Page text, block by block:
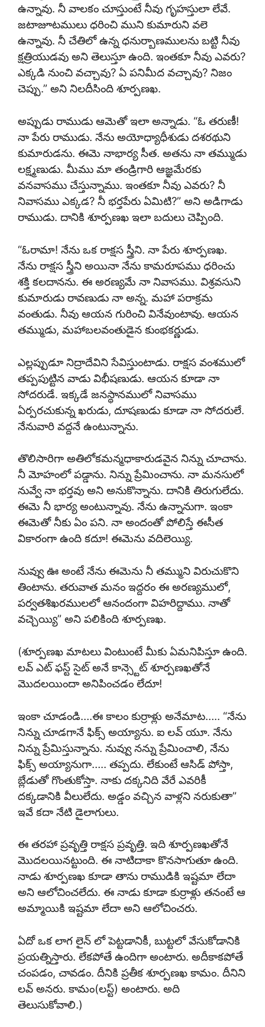
ఉన్నావు. నీ వాలకం చూస్తుంటే నీవు గృహస్తులా లేవే.
జటాజూటములు ధరించి ముని కుమారుని వలె
ఉన్నావు. నీ చేతిలో ఉన్న ధనుర్బాణములను బట్టి నీవు
క్షత్రియుడవు అని తెలుస్తూ ఉంది. ఇంతకూ నీవు ఎవరు?
ఎక్కడి నుంచి వచ్చావు? ఏ పనిమీద వచ్చావు? నిజం
చెప్పు.” అని నిలదీసింది శూర్పణఖ.
అప్పుడు రాముడు ఆమెతో ఇలా అన్నాడు. “ఓ తరుణీ!
నా పేరు రాముడు. నేను అయోధ్యాధీశుడు దశరథుని
కుమారుడను. ఈమె నాభార్య సీత. అతను నా తమ్ముడు
లక్ష్మణుడు. మీము మా తండ్రిగారి ఆజ్ఞమేరకు
వనవాసము చేస్తున్నాము. ఇంతకూ నీవు ఎవరు? నీ
నివాసము ఎక్కడ? నీ భర్తపేరు ఏమిటి?” అని అడిగాడు
రాముడు. దానికి శూర్పణఖ ఇలా బదులు చెప్పింది.
“ఓరామా! నేను ఒక రాక్షస స్త్రీని. నా పేరు శూర్పణఖ.
నేను రాక్షస స్త్రీని అయినా నేను కామరూపము ధరించు
శక్తి కలదానను. ఈ అరణ్యమే నా నివాసము. విశ్రవసుని
కుమారుడు రావణుడు నా అన్న. మహా పరాక్రమ
వంతుడు. నీవు ఆయన గురించి వినేవుంటావు. ఆయన
తమ్ముడు, మహాబలవంతుడైన కుంభకర్ణుడు.
ఎల్లప్పుడూ నిద్రాదేవిని సేవిస్తుంటాడు. రాక్షస వంశములో
తప్పపుట్టిన వాడు విభీషణుడు. ఆయన కూడా నా
సోదరుడే. ఇక్కడే జనస్థానములో నివాసము
ఏర్పరచుకున్న ఖరుడు, దూషణుడు కూడా నా సోదరులే.
నేనువారి వద్దనే ఉంటున్నాను.
తొలిసారిగా అతిలోకమన్మధాకారుడవైన నిన్ను చూచాను.
నీ మోహంలో పడ్డాను. నిన్ను ప్రేమించాను. నా మనసులో
నువ్వే నా భర్తవు అని అనుకొన్నాను. దానికి తిరుగులేదు.
ఈమె నీ భార్య అంటున్నావు. నేను ఉన్నానుగా. ఇంకా
ఈమెతో నీకు ఏం పని. నా అందంతో పోలిస్తే ఈసీత
వికారంగా ఉంది కదూ! ఈమెను వదిలెయ్యి.
నువ్వు ఊ అంటే నేను ఈమెను నీ తమ్ముని విరుచుకొని
తింటాను. తరువాత మనం ఇద్దరం ఈ అరణ్యములో,
పర్వతశిఖరములలో ఆనందంగా విహరిద్దాము. నాతో
వచ్చెయ్యి” అని పలికింది శూర్పణఖ.
(శూర్పణఖ మాటలు వింటుంటే మీకు ఏమనిపిస్తూ ఉంది.
లవ్ ఎట్ ఫస్ట్ సైట్ అనే కాన్స్టెట్ శూర్పణఖతోనే
మొదలయిందా అనిపించడం లేదూ!
ఇంకా చూడండి….ఈ కాలం కుర్రాళ్లు అనేమాట….. “నేను
నిన్ను చూడగానే ఫిక్స్ అయ్యాను. ఐ లవ్ యూ. నేను
నిన్ను ప్రేమిస్తున్నాను. నువ్వు నన్ను ప్రేమించాలి, నేను
ఫిక్స్ అయ్యానుగా….. తప్పదు. లేకుంటే ఆసిడ్ పోస్తా,
బ్లేడుతో గొంతుకోస్తా. నాకు దక్కనిది వేరే ఎవరికీ
దక్కడానికి వీలులేదు. అడ్డం వచ్చిన వాళ్లని నరుకుతా”
ఇవే కదా నేటి డైలాగులు.
ఈ తరహా ప్రవృత్తి రాక్షస ప్రవృత్తి. ఇది శూర్పణఖతోనే
మొదలయినట్టుంది. ఈ నాటిదాకా కొనసాగుతూ ఉంది.
నాడు శూర్పణఖ కూడా తాను రాముడికి ఇష్టమా లేదా
అని ఆలోచించలేదు. ఈ నాడు కూడా కుర్రాళ్లు తనంటే ఆ
అమ్మాయికి ఇష్టమా లేదా అని ఆలోచించరు.
ఏదో ఒక లాగ లైన్ లో పెట్టడానికీ, బుట్టలో వేసుకోడానికి
ప్రయత్నిస్తారు. లేకపోతే ఉందిగా అంటారు. అదీకాకపోతే
చంపడం, చావడం. దీనికి ప్రతీక శూర్పణఖ కామం. దీనిని
లవ్ అనరు. కామం(లస్ట్) అంటారు. అది
తెలుసుకోవాలి.)